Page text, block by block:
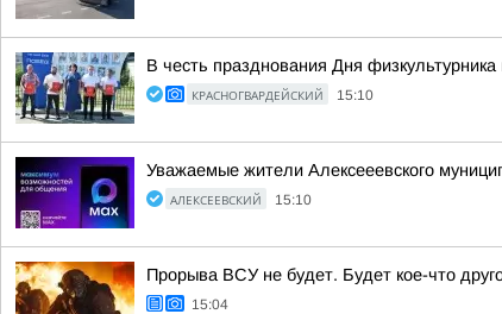
В честь празднования Дня
КРАСНОГВАРДЕЙСКИЙ 15:10
Уважаемые жители Алексееевского
АЛЕКСЕЕВСКИЙ 15:10
Прорыва ВСУ не будет. Будет кое-что
15:04